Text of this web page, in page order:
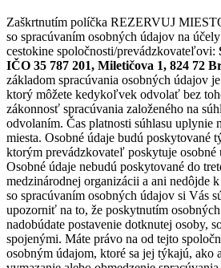
Zaškrtnutím políčka REZERVUJ
so spracúvaním osobných údajov na
cestokine spoločnosti/prevádzkovateľovi:
IČO 35 787 201, Miletičova 1, 824 72
základom spracúvania osobných údajov
ktorý môžete kedykoľvek odvolať bez
zákonnosť spracúvania založeného na
odvolaním. Čas platnosti súhlasu uplynie
miesta. Osobné údaje budú poskytované
ktorým prevádzkovateľ poskytuje osobné
Osobné údaje nebudú poskytované do
medzinárodnej organizácii a ani nedôjde
so spracúvaním osobných údajov si Vás
upozorniť na to, že poskytnutím
nadobúdate postavenie dotknutej osoby,
spojenými. Máte právo na od tejto
osobným údajom, ktoré sa jej týkajú, ako